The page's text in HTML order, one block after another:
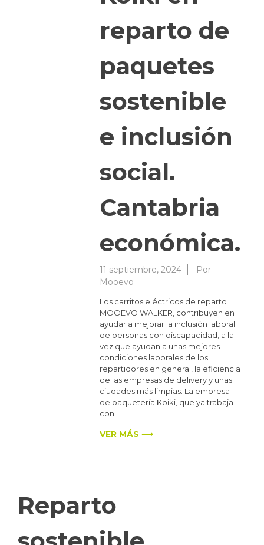
reparto de
paquetes
sostenible
e inclusión
social.
Cantabria
económica.
11 septiembre, 2024
Por
Mooevo
Los carritos eléctricos de reparto
MOOEVO WALKER, contribuyen en
ayudar a mejorar la inclusión laboral
de personas con discapacidad, a la
vez que ayudan a unas mejores
condiciones laborales de los
repartidores en general, la eficiencia
de las empresas de delivery y unas
ciudades más limpias. La empresa
de paquetería Koiki, que ya trabaja
con
VER MÁS ⟶
Reparto